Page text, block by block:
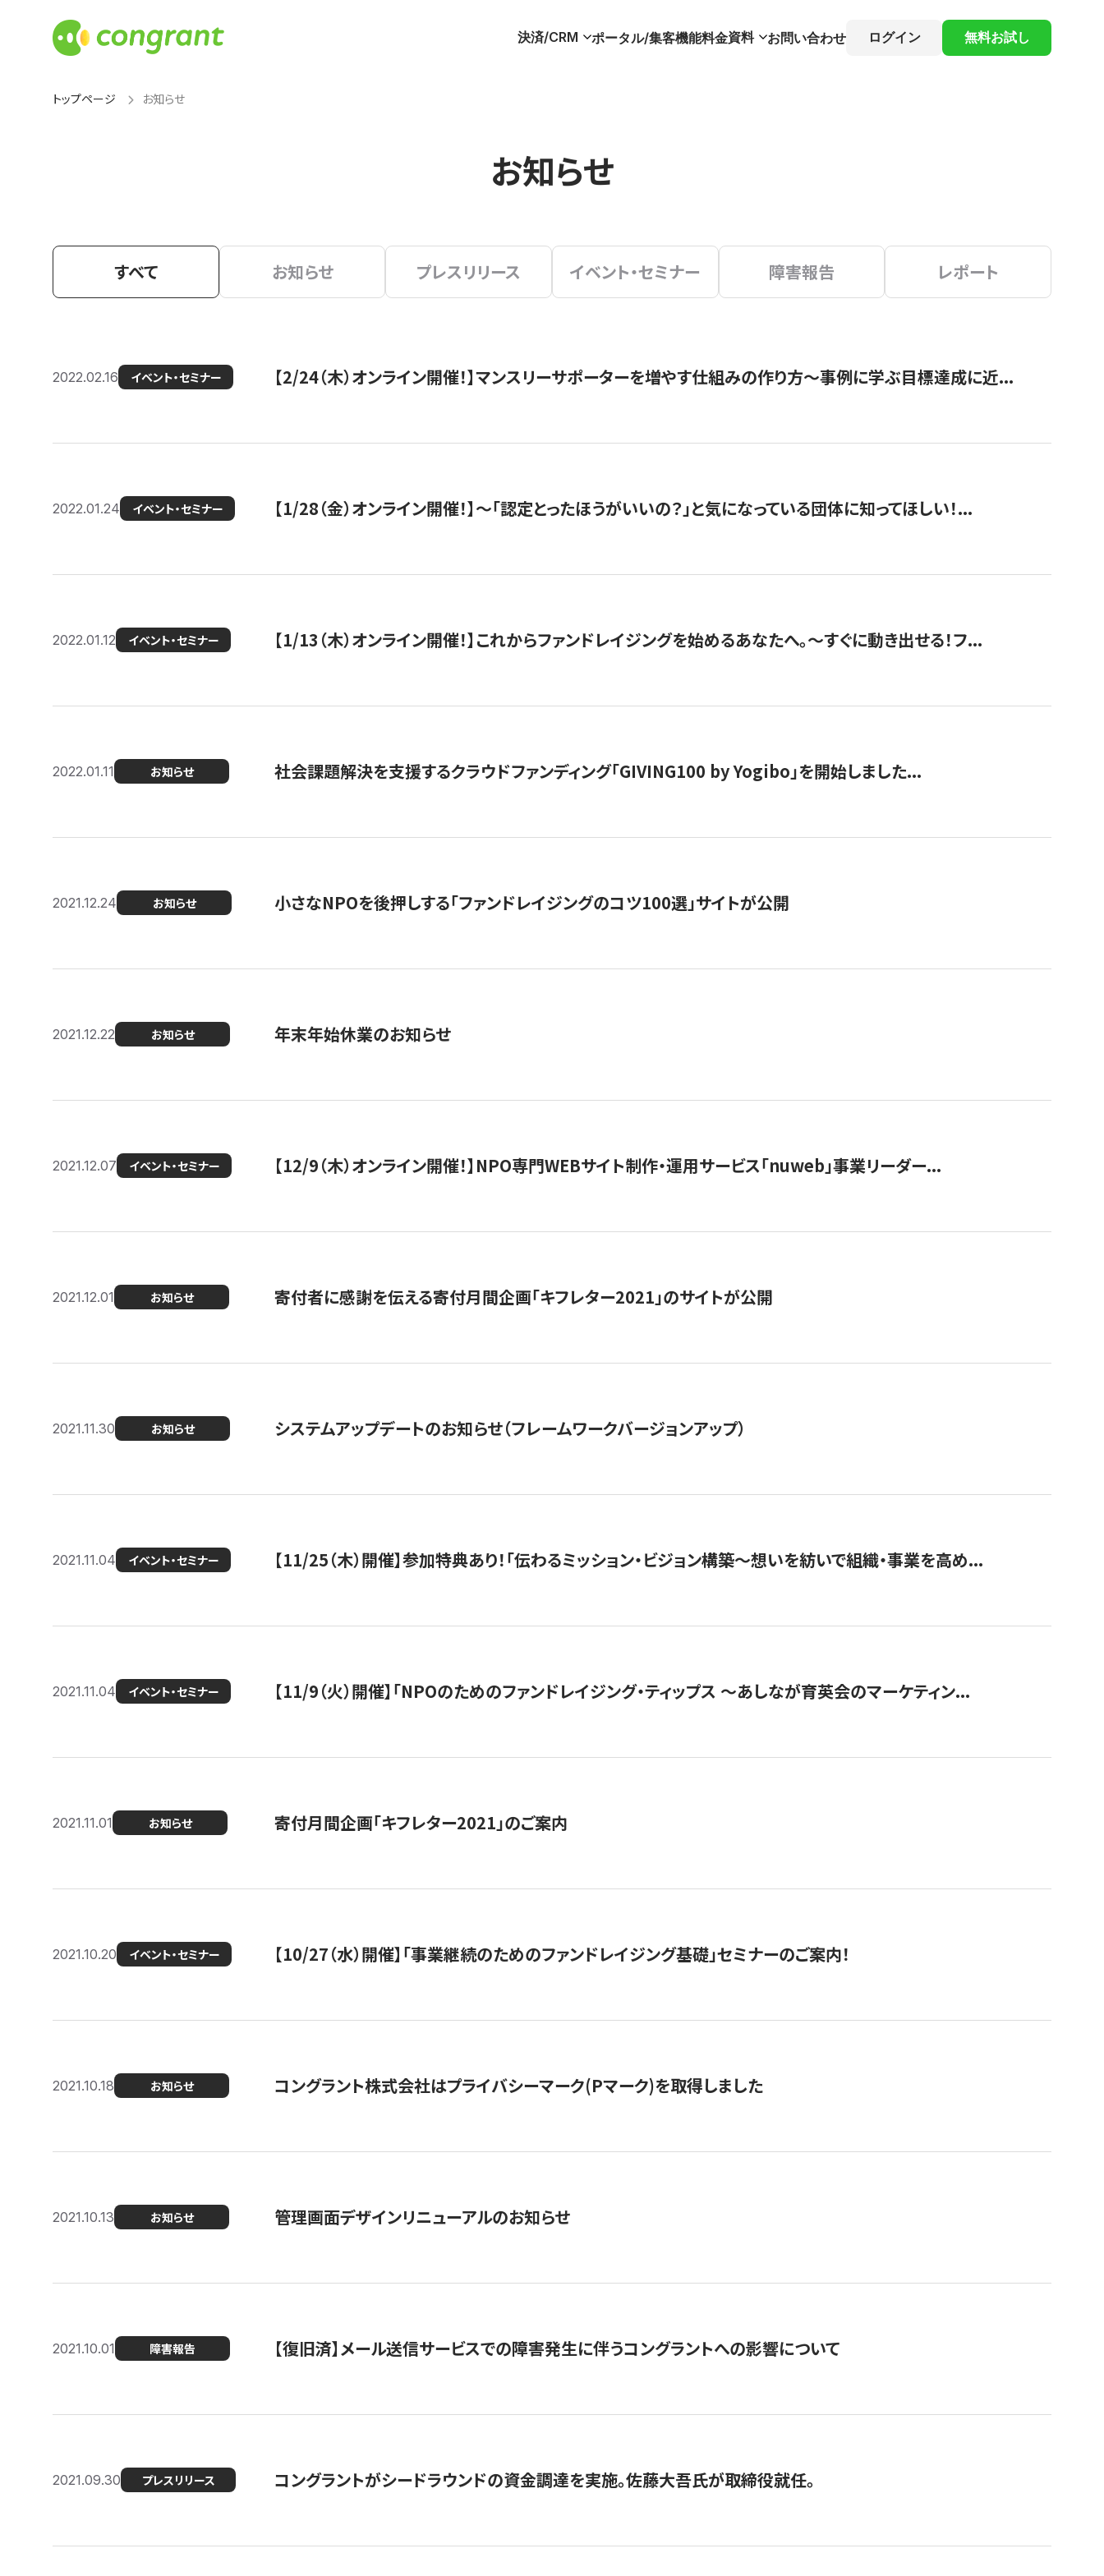
決済/CRM ポータル/集客機能料金資料 お問い合わせ ログイン 無料お試し
トップページ お知らせ
お知らせ
すべて お知らせ プレスリリース イベント・セミナー 障害報告 レポート
2022.02.16 イベント・セミナー 【2/24（木）オンライン開催！】マンスリーサポーターを増やす仕組みの作り方〜事例に学ぶ目標達成に近...
2022.01.24 イベント・セミナー 【1/28（金）オンライン開催！】〜「認定とったほうがいいの？」と気になっている団体に知ってほしい！...
2022.01.12 イベント・セミナー 【1/13（木）オンライン開催！】これからファンドレイジングを始めるあなたへ。〜すぐに動き出せる！フ...
2022.01.11 お知らせ 社会課題解決を支援するクラウドファンディング「GIVING100 by Yogibo」を開始しました...
2021.12.24 お知らせ 小さなNPOを後押しする「ファンドレイジングのコツ100選」サイトが公開
2021.12.22 お知らせ 年末年始休業のお知らせ
2021.12.07 イベント・セミナー 【12/9（木）オンライン開催！】NPO専門WEBサイト制作・運用サービス「nuweb」事業リーダー...
2021.12.01 お知らせ 寄付者に感謝を伝える寄付月間企画「キフレター2021」のサイトが公開
2021.11.30 お知らせ システムアップデートのお知らせ（フレームワークバージョンアップ）
2021.11.04 イベント・セミナー 【11/25（木）開催】参加特典あり！「伝わるミッション・ビジョン構築〜想いを紡いで組織・事業を高め...
2021.11.04 イベント・セミナー 【11/9（火）開催】「NPOのためのファンドレイジング・ティップス 〜あしなが育英会のマーケティン...
2021.11.01 お知らせ 寄付月間企画「キフレター2021」のご案内
2021.10.20 イベント・セミナー 【10/27（水）開催】「事業継続のためのファンドレイジング基礎」セミナーのご案内！
2021.10.18 お知らせ コングラント株式会社はプライバシーマーク(Pマーク)を取得しました
2021.10.13 お知らせ 管理画面デザインリニューアルのお知らせ
2021.10.01 障害報告 【復旧済】メール送信サービスでの障害発生に伴うコングラントへの影響について
2021.09.30 プレスリリース コングラントがシードラウンドの資金調達を実施。佐藤大吾氏が取締役就任。